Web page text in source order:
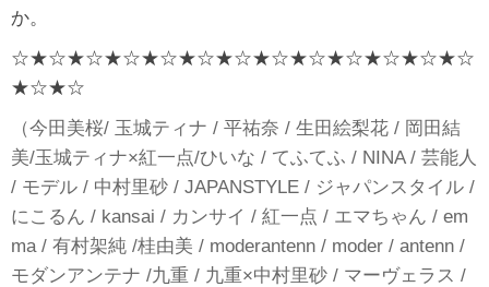
か。
☆★☆★☆★☆★☆★☆★☆★☆★☆★☆★☆★☆★☆
★☆★☆
（今田美桜/ 玉城ティナ / 平祐奈 / 生田絵梨花 / 岡田結
美/玉城ティナ×紅一点/ひいな / てふてふ / NINA / 芸能人
/ モデル / 中村里砂 / JAPANSTYLE / ジャパンスタイル /
にこるん / kansai / カンサイ / 紅一点 / エマちゃん / em
ma / 有村架純 /桂由美 / moderantenn / moder / antenn /
モダンアンテナ /九重 / 九重×中村里砂 / マーヴェラス /